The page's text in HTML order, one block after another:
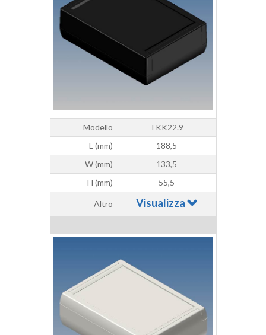
Modello
TKK22.9
L (mm)
188,5
W (mm)
133,5
H (mm)
55,5
Altro Visualizza